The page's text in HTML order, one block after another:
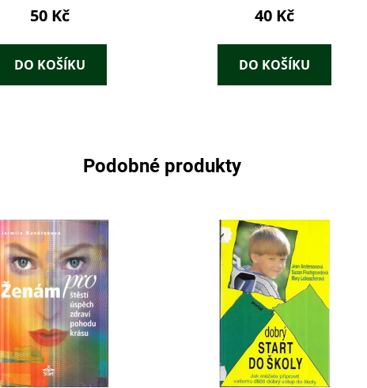
50 Kč
DO KOŠÍKU
40 Kč
DO KOŠÍKU
Podobné produkty